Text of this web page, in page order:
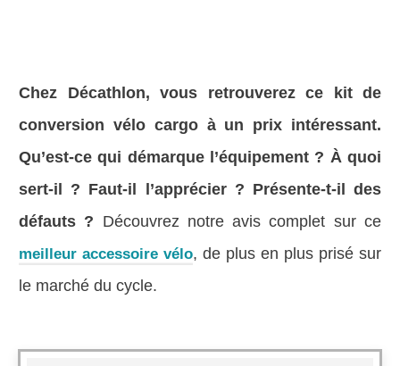
Chez Décathlon, vous retrouverez ce kit de
conversion vélo cargo à un prix intéressant.
Qu’est-ce qui démarque l’équipement ? À quoi
sert-il ? Faut-il l’apprécier ? Présente-t-il des
défauts ? Découvrez notre avis complet sur ce
meilleur accessoire vélo, de plus en plus prisé sur
le marché du cycle.